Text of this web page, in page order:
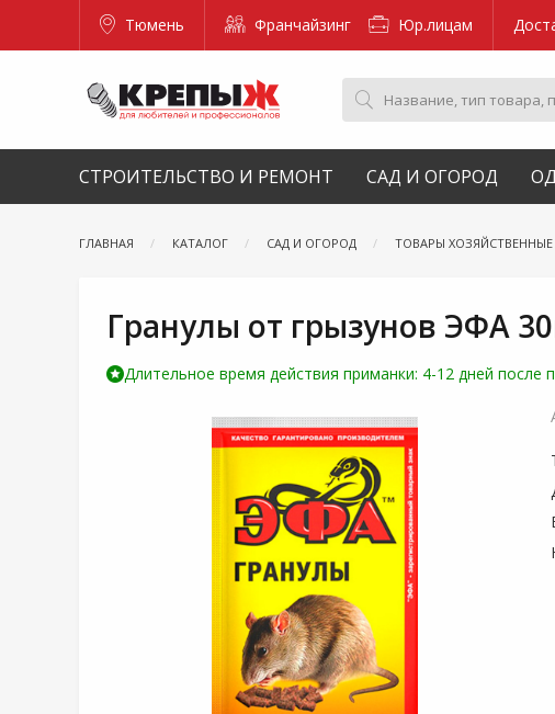
Тюмень Франчайзинг Юр.лицам
СТРОИТЕЛЬСТВО И РЕМОНТ САД И ОГОРОД
ГЛАВНАЯ КАТАЛОГ САД И ОГОРОД ТОВАРЫ ХОЗЯЙСТВЕННЫЕ
Гранулы от грызунов ЭФА
Длительное время действия приманки: 4-12 дней после